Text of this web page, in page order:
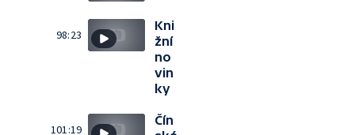
98:23
Kni
žní
no
vin
ky
101:19
Čín